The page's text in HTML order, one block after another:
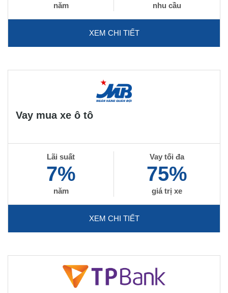
năm nhu cầu
XEM CHI TIẾT
Vay mua xe ô tô
Lãi suất
7%
năm
Vay tối đa
75%
giá trị xe
XEM CHI TIẾT